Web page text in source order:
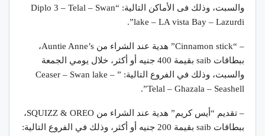
والسبت، وذلك فى الأماكن التالية: “Diplo 3 – Telal – Swan
lake – LA vista Bay – Lazurdi”.
– “Cinnamon stick” هدية عند الشراء من Auntie Anne’s،
ببطاقات saib بقيمة 400 جنيه أو أكثر، خلال يومي الجمعة
والسبت، وذلك في الفروع التالية: ” Ceaser – Swan lake –
Telal – Ghazala – Seashell”.
– تقديم “أيس كريم” هدية عند الشراء من SQUIZZ & OREO،
ببطاقات saib بقيمة 200 جنيه أو أكثر، وذلك في الفروع التالية: